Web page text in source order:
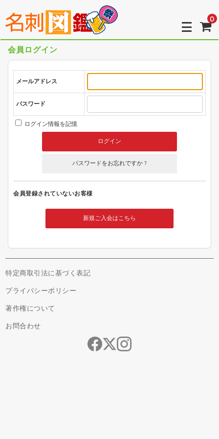
0
会員ログイン
メールアドレス
パスワード
ログイン情報を記憶
パスワードをお忘れですか ?
会員登録されていないお客様
新規ご入会はこちら
特定商取引法に基づく表記
プライバシーポリシー
著作権について
お問合わせ